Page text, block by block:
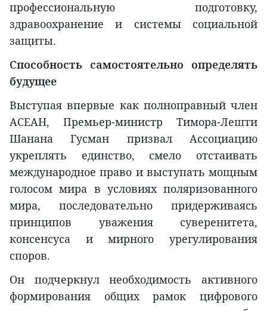
профессиональную подготовку,
здравоохранение и системы социальной
защиты.
Способность самостоятельно определять
будущее
Выступая впервые как полноправный член
АСЕАН, Премьер-министр Тимора-Лешти
Шанана Гусман призвал Ассоциацию
укреплять единство, смело отстаивать
международное право и выступать мощным
голосом мира в условиях поляризованного
мира, последовательно придерживаясь
принципов уважения суверенитета,
консенсуса и мирного урегулирования
споров.
Он подчеркнул необходимость активного
формирования общих рамок цифрового